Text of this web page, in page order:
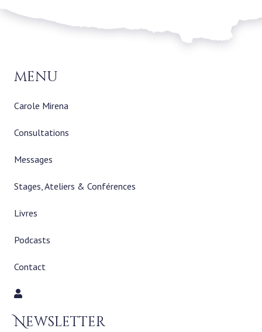
menu
Carole Mirena
Consultations
Messages
Stages, Ateliers & Conférences
Livres
Podcasts
Contact
Newsletter